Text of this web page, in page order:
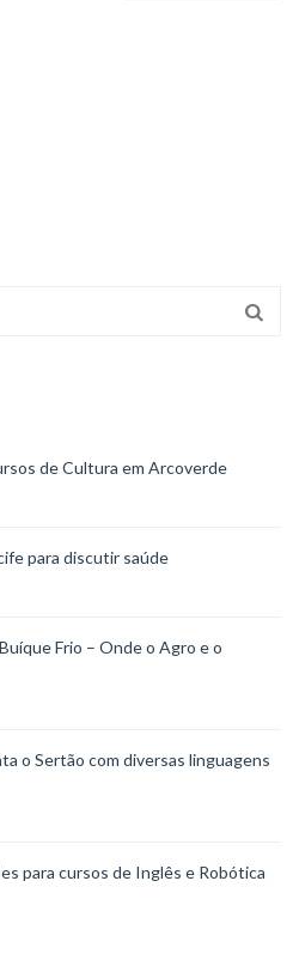
de Cultura em Arcoverde
para discutir saúde
Frio – Onde o Agro e o
o Sertão com diversas linguagens
para cursos de Inglês e Robótica